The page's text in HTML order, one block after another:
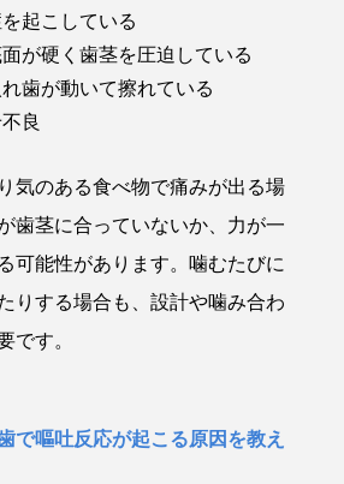
起こしている
が硬く歯茎を圧迫している
歯が動いて擦れている
良
気のある食べ物で痛みが出る場
歯茎に合っていないか、力が一
可能性があります。噛むたびに
りする場合も、設計や噛み合わ
です。
で嘔吐反応が起こる原因を教え